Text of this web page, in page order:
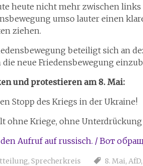
heute nicht mehr zwischen
umso lauter einen
ziehen.
beteiligt sich an
neue Friedensbewegung
und protestieren am 8. Mai:
Stopp des Kriegs in der Ukraine!
ohne Kriege, ohne
Aufruf auf russisch. / Вот
, Sprecherkreis 8. Mai, AfD,